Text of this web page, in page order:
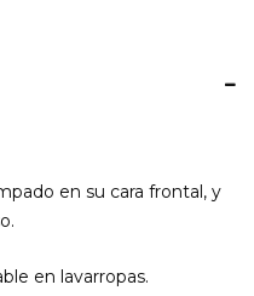
en su cara frontal, y
en lavarropas.